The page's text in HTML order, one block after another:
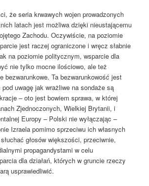
że seria krwawych wojen prowadzonych
latach jest możliwa dzięki nieustającemu
Zachodu. Oczywiście, na poziomie
jest raczej ograniczone i wręcz słabnie
na poziomie politycznym, wsparcie dla
nie tylko mocne ilościowo, ale też
bezwarunkowe. Ta bezwarunkowość jest
uwagę jak wrażliwe na sondaże są
– oto jest bowiem sprawa, w której
Zjednoczonych, Wielkiej Brytanii, i
Europy – Polski nie wyłączając –
Izraela pomimo sprzeciwu ich własnych
głosów większości, przeciwnie,
propagandystami w celu
dla działań, których w gruncie rzeczy
usprawiedliwić.